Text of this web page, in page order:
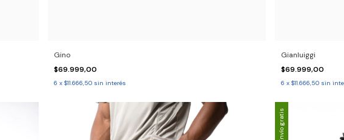
Gino
$69.999,00
6 x $11.666,50 sin interés
Gianluiggi
$69.999,00
6 x $11.666,50 sin
Envío gratis